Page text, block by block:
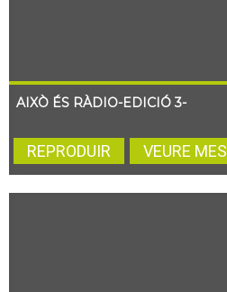
AIXÒ ÉS RÀDIO-EDICIÓ 3-
REPRODUIR VEURE MES